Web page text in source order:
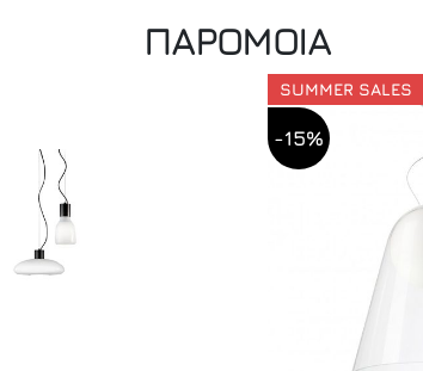
ΠΑΡΟΜΟΙΑ
SUMMER SALES
-15%